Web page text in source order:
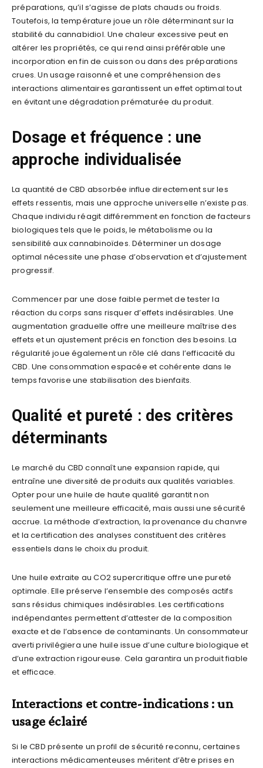
préparations, qu’il s’agisse de plats chauds ou froids.
Toutefois, la température joue un rôle déterminant sur la
stabilité du cannabidiol. Une chaleur excessive peut en
altérer les propriétés, ce qui rend ainsi préférable une
incorporation en fin de cuisson ou dans des préparations
crues. Un usage raisonné et une compréhension des
interactions alimentaires garantissent un effet optimal tout
en évitant une dégradation prématurée du produit.
Dosage et fréquence : une
approche individualisée
La quantité de CBD absorbée influe directement sur les
effets ressentis, mais une approche universelle n’existe pas.
Chaque individu réagit différemment en fonction de facteurs
biologiques tels que le poids, le métabolisme ou la
sensibilité aux cannabinoïdes. Déterminer un dosage
optimal nécessite une phase d’observation et d’ajustement
progressif.
Commencer par une dose faible permet de tester la
réaction du corps sans risquer d’effets indésirables. Une
augmentation graduelle offre une meilleure maîtrise des
effets et un ajustement précis en fonction des besoins. La
régularité joue également un rôle clé dans l’efficacité du
CBD. Une consommation espacée et cohérente dans le
temps favorise une stabilisation des bienfaits.
Qualité et pureté : des critères
déterminants
Le marché du CBD connaît une expansion rapide, qui
entraîne une diversité de produits aux qualités variables.
Opter pour une huile de haute qualité garantit non
seulement une meilleure efficacité, mais aussi une sécurité
accrue. La méthode d’extraction, la provenance du chanvre
et la certification des analyses constituent des critères
essentiels dans le choix du produit.
Une huile extraite au CO2 supercritique offre une pureté
optimale. Elle préserve l’ensemble des composés actifs
sans résidus chimiques indésirables. Les certifications
indépendantes permettent d’attester de la composition
exacte et de l’absence de contaminants. Un consommateur
averti privilégiera une huile issue d’une culture biologique et
d’une extraction rigoureuse. Cela garantira un produit fiable
et efficace.
Interactions et contre-indications : un
usage éclairé
Si le CBD présente un profil de sécurité reconnu, certaines
interactions médicamenteuses méritent d’être prises en